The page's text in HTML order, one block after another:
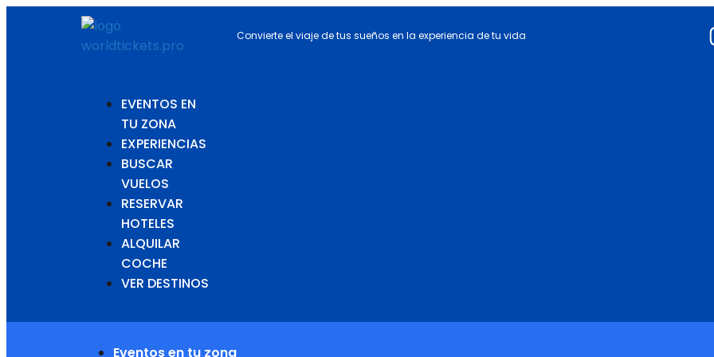
Convierte el viaje de tus sueños en la experiencia de tu vida
EVENTOS EN
TU ZONA
EXPERIENCIAS
BUSCAR
VUELOS
RESERVAR
HOTELES
ALQUILAR
COCHE
VER DESTINOS
Eventos en tu zona